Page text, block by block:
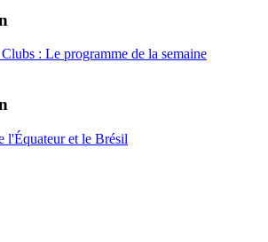
: Le programme de la semaine
l'Équateur et le Brésil